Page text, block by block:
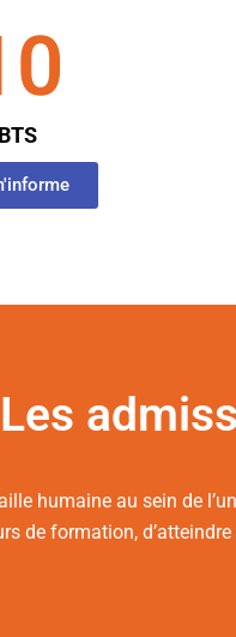
BTS
Les
humaine au sein de
de formation,